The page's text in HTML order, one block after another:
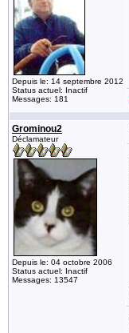
Depuis le: 14 septembre 2012
Status actuel: Inactif
Messages: 181
Grominou2
Déclamateur
Depuis le: 04 octobre 2006
Status actuel: Inactif
Messages: 13547